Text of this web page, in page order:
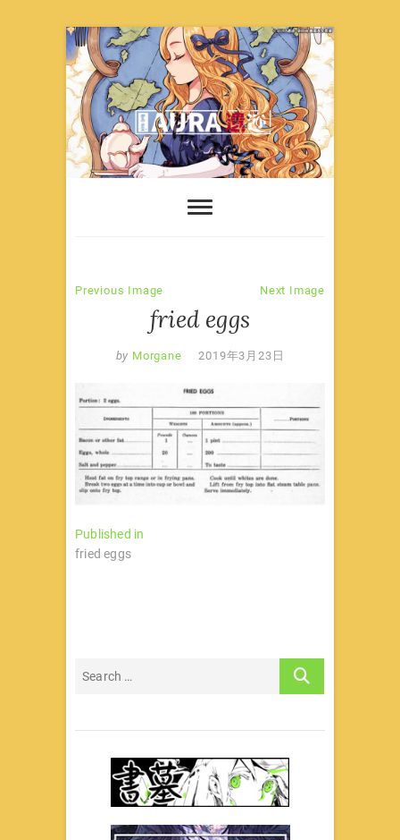
Skip
to
content
Previous Image Next Image
fried eggs
by Morgane 2019年3月23日
文
章
Published in
fried eggs